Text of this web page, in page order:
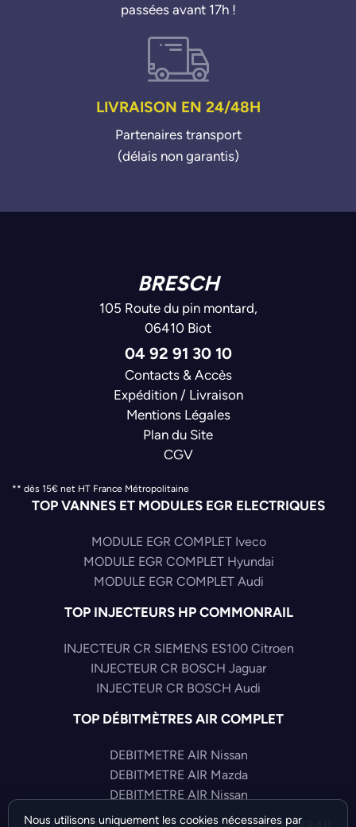
passées avant 17h !
LIVRAISON EN 24/48H
Partenaires transport
(délais non garantis)
BRESCH
105 Route du pin montard,
06410 Biot
04 92 91 30 10
Contacts & Accès
Expédition / Livraison
Mentions Légales
Plan du Site
CGV
** dès 15€ net HT France Métropolitaine
TOP VANNES ET MODULES EGR ELECTRIQUES
MODULE EGR COMPLET Iveco
MODULE EGR COMPLET Hyundai
MODULE EGR COMPLET Audi
TOP INJECTEURS HP COMMONRAIL
INJECTEUR CR SIEMENS ES100 Citroen
INJECTEUR CR BOSCH Jaguar
INJECTEUR CR BOSCH Audi
TOP DÉBITMÈTRES AIR COMPLET
DEBITMETRE AIR Nissan
DEBITMETRE AIR Mazda
DEBITMETRE AIR Nissan
Nous utilisons uniquement les cookies nécessaires par